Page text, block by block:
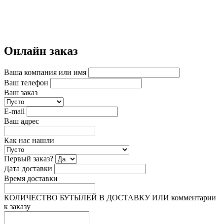
Онлайн заказ
Ваша компания или имя
Ваш телефон
Ваш заказ
E-mail
Ваш адрес
Как нас нашли
Первый заказ?
Дата доставки
Время доставки
КОЛИЧЕСТВО БУТЫЛЕЙ В ДОСТАВКУ ИЛИ комментарии
к заказу